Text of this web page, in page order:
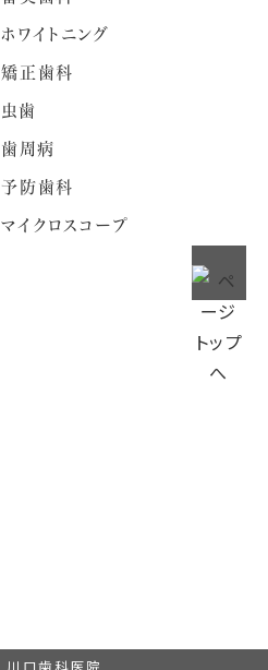
ホワイトニング
矯正歯科
虫歯
歯周病
予防歯科
マイクロスコープ